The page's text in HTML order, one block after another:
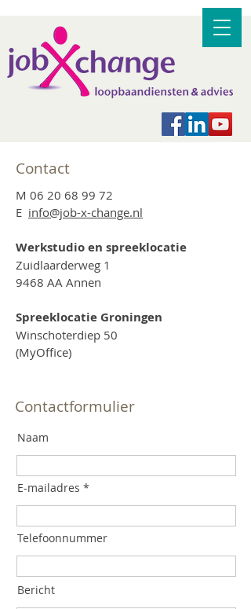
Contact
M 06 20 68 99 72
E info@job-x-change.nl
Werkstudio en spreeklocatie
Zuidlaarderweg 1
9468 AA Annen
Spreeklocatie Groningen
Winschoterdiep 50
(MyOffice)
Contactformulier
Naam
E-mailadres
Telefoonnummer
Bericht